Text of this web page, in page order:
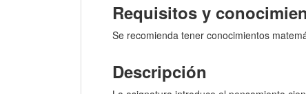
Requisitos y
Se recomienda tener conocimientos
Descripción